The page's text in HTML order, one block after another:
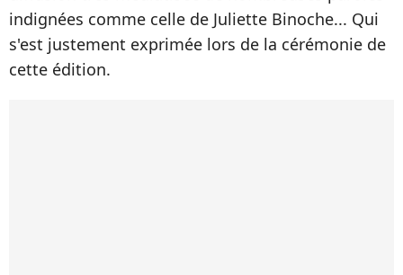
indignées comme celle de Juliette Binoche... Qui
s'est justement exprimée lors de la cérémonie de
cette édition.